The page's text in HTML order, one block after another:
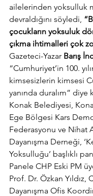
ailelerinden yoksulluk
devraldığını söyledi,
çocukların yoksuluk
çıkma ihtimalleri çok
Gazeteci-Yazar Barış
“Cumhuriyet’in 100.
kimsesizlerin kimsesi
yanında duralım” diye
Konak Belediyesi,
Ege Bölgesi Kars
Federasyonu ve Nihat
Dayanışma Derneği,
Yoksulluğu’ başlıklı
Panele CHP Eski PM
Prof. Dr. Özkan Yıldız,
Dayanışma Ofis